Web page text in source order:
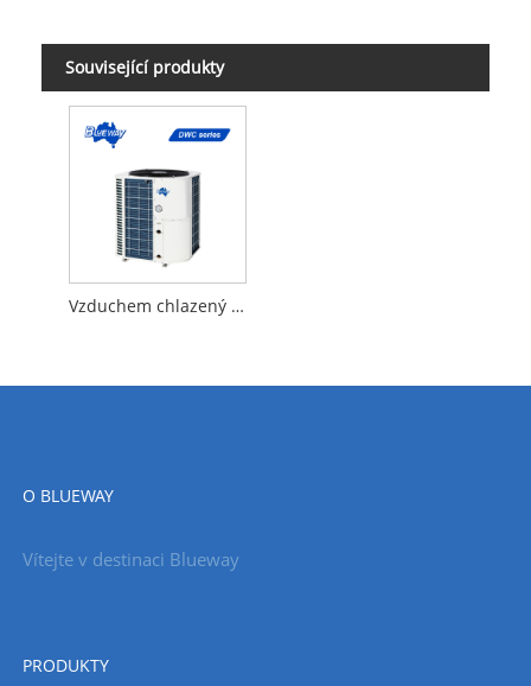
Související produkty
Vzduchem chlazený vodní chladič
O BLUEWAY
Vítejte v destinaci Blueway
PRODUKTY